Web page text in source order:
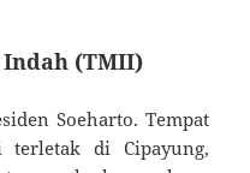
(TMII)
Soeharto. Tempat
di Cipayung,